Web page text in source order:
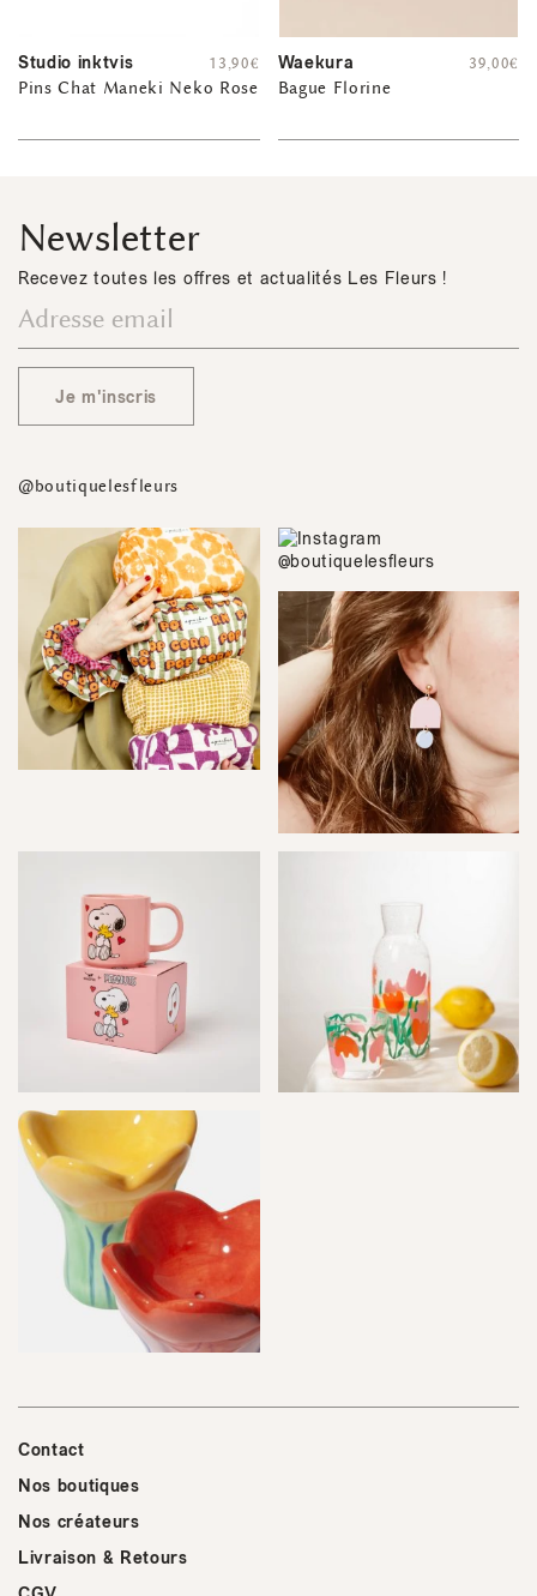
Studio inktvis
Pins Chat Maneki Neko Rose
13,90€ Waekura
Bague Florine
39,00€
Newsletter
Recevez toutes les offres et actualités Les Fleurs !
Je m'inscris
@boutiquelesfleurs
Contact
Nos boutiques
Nos créateurs
Livraison & Retours